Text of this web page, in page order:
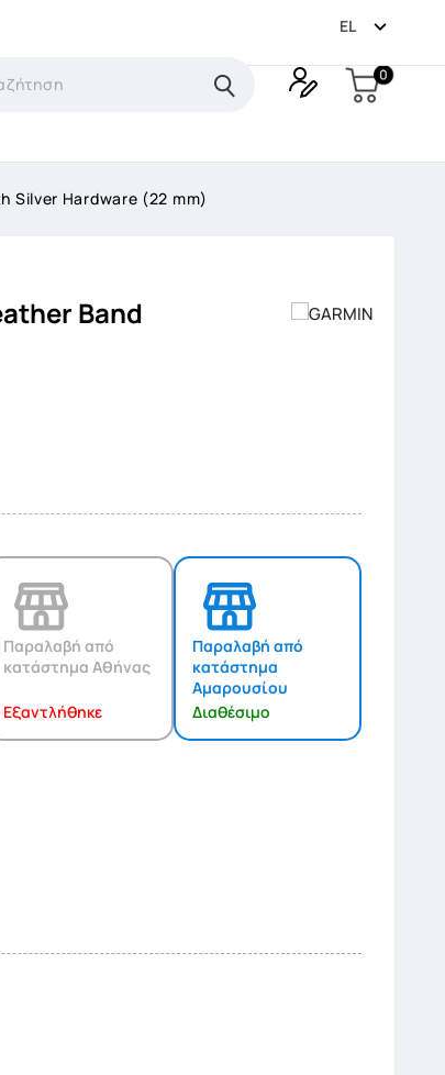
EL 
0
Silver Hardware (22 mm)
Band
Παραλαβή από
κατάστημα Αθήνας
Εξαντλήθηκε
Παραλαβή από
κατάστημα
Αμαρουσίου
Διαθέσιμο